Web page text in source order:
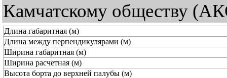
Камчатскому обществу
Длина габаритная (м)
Длина между перпендикулярами (м)
Ширина габаритная (м)
Ширина расчетная (м)
Высота борта до верхней палубы (м)